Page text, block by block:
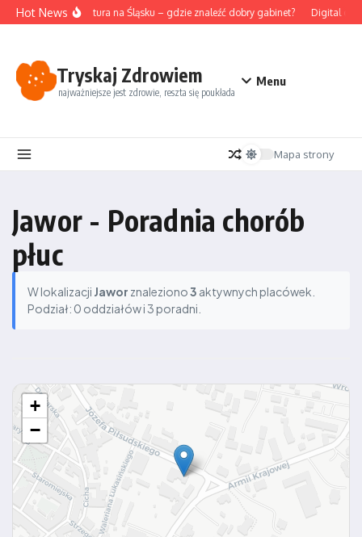
Przejdź do treści
Hot NewsAkupunktura na Śląsku – gdzie znaleźć dobry gabinet? Digital
Tryskaj Zdrowiem
najważniejsze jest zdrowie, reszta się poukłada
Menu
Mapa strony
Jawor - Poradnia chorób
płuc
W lokalizacji Jawor znaleziono3 aktywnych placówek.
Podział: 0 oddziałów i 3 poradni.
+
−